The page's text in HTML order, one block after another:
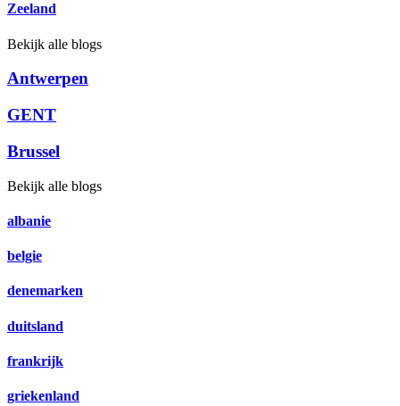
Zeeland
Bekijk alle blogs
Antwerpen
GENT
Brussel
Bekijk alle blogs
albanie
belgie
denemarken
duitsland
frankrijk
griekenland